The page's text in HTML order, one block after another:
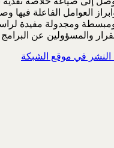
وابراز العوامل الفاعلة فيها
ومجدولة مفيدة
والمسؤولين عن البرامج
في موقع الشبكة